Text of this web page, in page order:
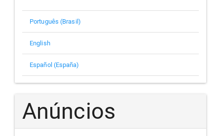
Português (Brasil)
English
Español (España)
Anúncios